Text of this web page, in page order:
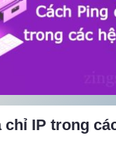
chỉ IP trong